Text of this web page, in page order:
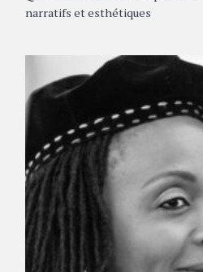
narratifs et esthétiques